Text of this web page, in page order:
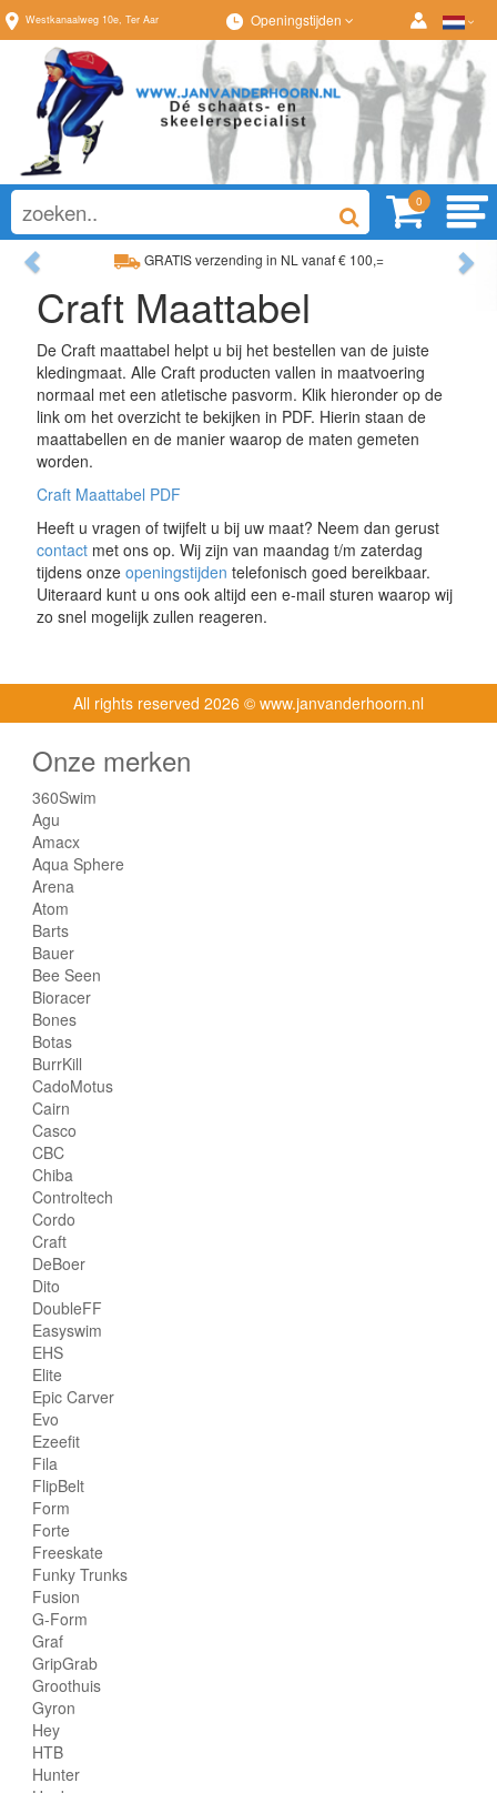
Westkanaalweg 10e, Ter Aar Openingstijden
0
GRATIS verzending in NL vanaf € 100,=
Ruim assortiment, altijd wat naar wens!
Previous
Craft Maattabel
De Craft maattabel helpt u bij het bestellen van de juiste
kledingmaat. Alle Craft producten vallen in maatvoering
normaal met een atletische pasvorm. Klik hieronder op de
link om het overzicht te bekijken in PDF. Hierin staan de
maattabellen en de manier waarop de maten gemeten
worden.
Craft Maattabel PDF
Heeft u vragen of twijfelt u bij uw maat? Neem dan gerust
contact met ons op. Wij zijn van maandag t/m zaterdag
tijdens onze openingstijden telefonisch goed bereikbaar.
Uiteraard kunt u ons ook altijd een e-mail sturen waarop wij
zo snel mogelijk zullen reageren.
All rights reserved 2026 © www.janvanderhoorn.nl
Onze merken
360Swim
Agu
Amacx
Aqua Sphere
Arena
Atom
Barts
Bauer
Bee Seen
Bioracer
Bones
Botas
BurrKill
CadoMotus
Cairn
Casco
CBC
Chiba
Controltech
Cordo
Craft
DeBoer
Dito
DoubleFF
Easyswim
EHS
Elite
Epic Carver
Evo
Ezeefit
Fila
FlipBelt
Form
Forte
Freeskate
Funky Trunks
Fusion
G-Form
Graf
GripGrab
Groothuis
Gyron
Hey
HTB
Hunter